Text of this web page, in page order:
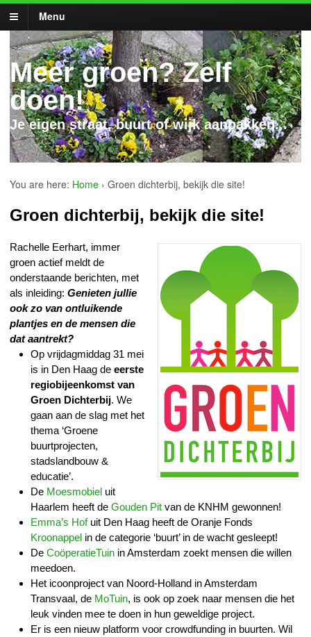
Menu
Meer groen? Zelf
doen!
Je eigen straat, buurt of wijk aanpakken...
You are here: Home › Groen dichterbij, bekijk die site!
Groen dichterbij, bekijk die site!
Rachelle Eerhart, immer
groen actief meldt de
onderstaande berichten, met
als inleiding: Genieten jullie
ook zo van ontluikende
plantjes en de mensen die
dat aantrekt?
Op vrijdagmiddag 31 mei
is in Den Haag de eerste
regiobijeenkomst van
Groen Dichterbij. We
gaan aan de slag met het
thema ‘Groene
buurtprojecten,
stadslandbouw &
educatie’.
De Moesmobiel uit
Haarlem heeft de Gouden Pit van de KNHM gewonnen!
Emma’s Hofuit Den Haag heeft de Oranje Fonds
Kroonappel in de categorie ‘buurt’ in de wacht gesleept!
De CoöperatieTuin in Amsterdam zoekt mensen die willen
meedoen.
Het icoonproject van Noord-Holland in Amsterdam
Transvaal, de MoTuin, is ook op zoek naar mensen die het
leuk vinden mee te doen in hun geweldige project.
Er is een nieuw platform voor crowdfunding in buurten. Wil